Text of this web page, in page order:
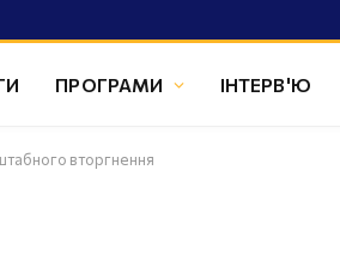
ПРОГРАМИ ІНТЕРВ'Ю
вторгнення